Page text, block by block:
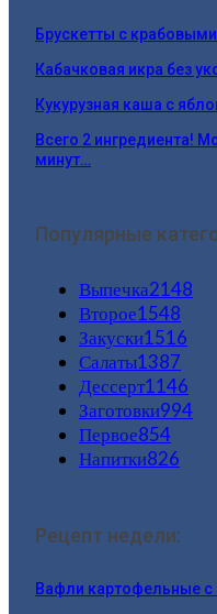
Брускетты с
Кабачковая икра без
Кукурузная каша с
Всего 2 ингредиента!
минут…
Популярные
Выпечка2148
Второе1548
Закуски1516
Салаты1387
Дессерт1146
Заготовки994
Первое854
Напитки826
Рецепт недели:
Вафли картофельные с